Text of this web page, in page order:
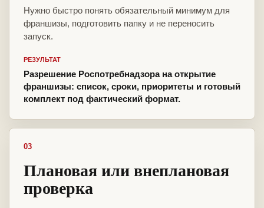
Нужно быстро понять обязательный минимум для
франшизы, подготовить папку и не переносить
запуск.
РЕЗУЛЬТАТ
Разрешение Роспотребнадзора на открытие
франшизы: список, сроки, приоритеты и готовый
комплект под фактический формат.
03
Плановая или внеплановая
проверка